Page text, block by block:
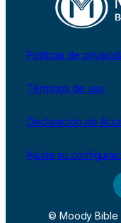
Políticas de
Términos de uso
Declaración de
Ajuste su
© Moody Bible